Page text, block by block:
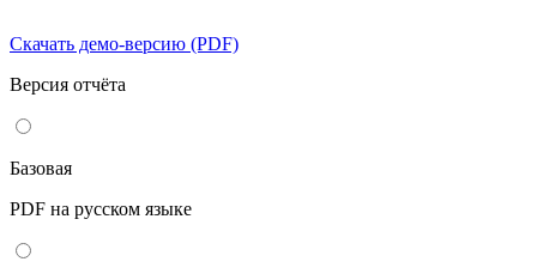
Скачать демо-версию (PDF)
Версия отчёта
Базовая
PDF на русском языке